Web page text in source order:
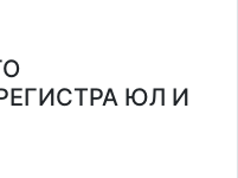
ЮЛ И